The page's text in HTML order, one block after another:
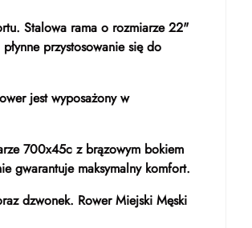
Stalowa rama o rozmiarze 22"
przystosowanie się do
jest wyposażony w
700x45c z brązowym bokiem
gwarantuje maksymalny komfort.
dzwonek. Rower Miejski Męski